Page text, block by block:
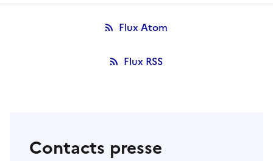
Flux Atom
Flux RSS
Contacts presse